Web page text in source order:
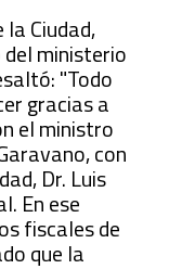
la Ciudad,
ministerio
"Todo
gracias a
el ministro
con
Dr. Luis
En ese
fiscales de
que la